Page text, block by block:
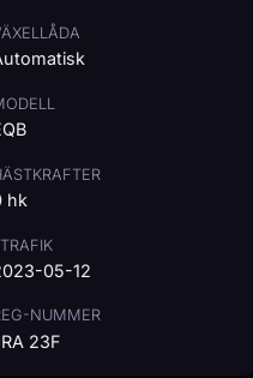
hk
05-12
NUMMER
23F